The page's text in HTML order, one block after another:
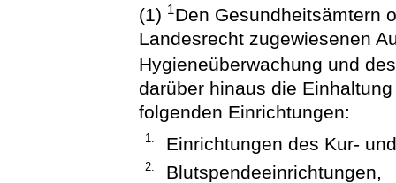
(1) 1Den Gesundheitsämtern
Landesrecht zugewiesenen
Hygieneüberwachung und
darüber hinaus die
folgenden Einrichtungen:
1. Einrichtungen des Kur-
2. Blutspendeeinrichtungen,